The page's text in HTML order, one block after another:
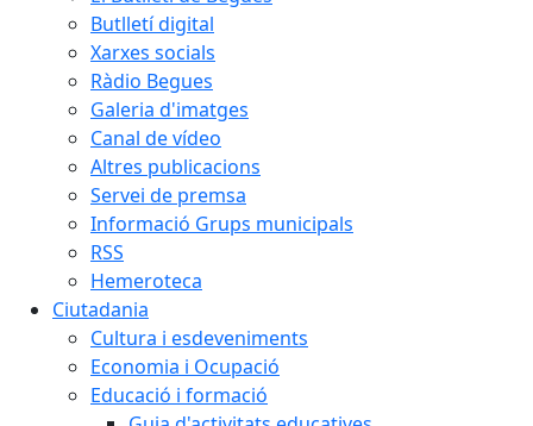
Butlletí digital
Xarxes socials
Ràdio Begues
Galeria d'imatges
Canal de vídeo
Altres publicacions
Servei de premsa
Informació Grups municipals
RSS
Hemeroteca
Ciutadania
Cultura i esdeveniments
Economia i Ocupació
Educació i formació